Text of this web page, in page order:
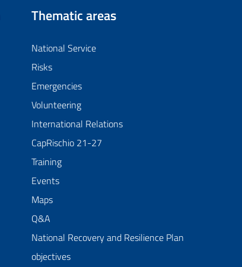
Thematic areas
National Service
Risks
Emergencies
Volunteering
International Relations
CapRischio 21-27
Training
Events
Maps
Q&A
National Recovery and Resilience Plan
objectives